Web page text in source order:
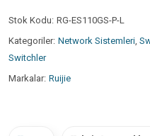
Stok Kodu: RG-ES110GS-P-L
Kategoriler: Network Sistemleri,
Switchler
Markalar: Ruijie